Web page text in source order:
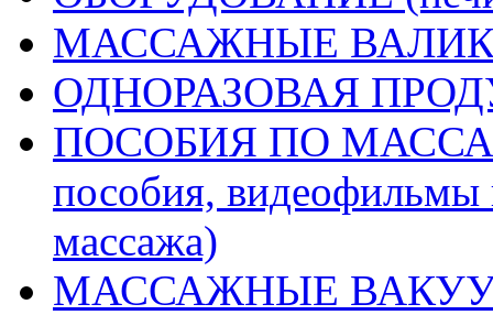
МАССАЖНЫЕ
ОДНОРАЗОВАЯ
ПОСОБИЯ ПО
пособия, видеофильмы
массажа)
МАССАЖНЫЕ